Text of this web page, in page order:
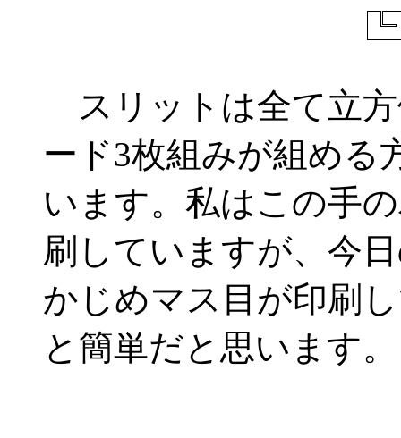
スリットは全て立
ード3枚組みが組める
います。私はこの手
刷していますが、今
かじめマス目が印刷
と簡単だと思います。